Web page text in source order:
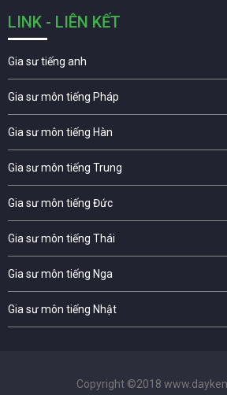
LINK - LIÊN KẾT
Gia sư tiếng anh
Gia sư môn tiếng Pháp
Gia sư môn tiếng Hàn
Gia sư môn tiếng Trung
Gia sư môn tiếng Đức
Gia sư môn tiếng Thái
Gia sư môn tiếng Nga
Gia sư môn tiếng Nhật
Copyright ©2018